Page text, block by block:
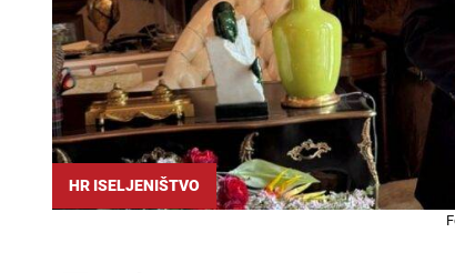
HR ISELJENIŠTVO